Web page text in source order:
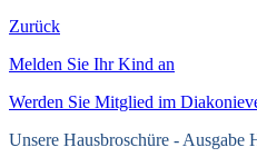
Zurück
Melden Sie Ihr Kind an
Werden Sie Mitglied im
Unsere Hausbroschüre - Ausgabe